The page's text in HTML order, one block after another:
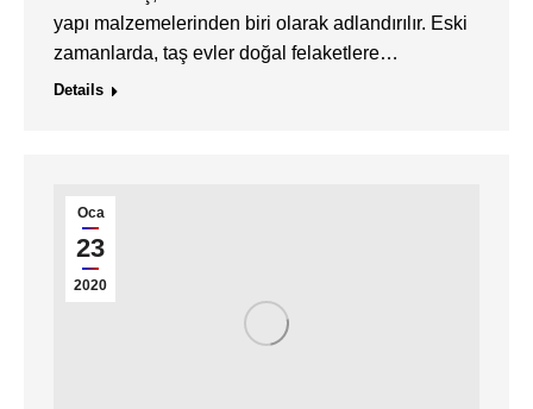
yapı malzemelerinden biri olarak adlandırılır. Eski
zamanlarda, taş evler doğal felaketlere…
Details
Oca
23
2020